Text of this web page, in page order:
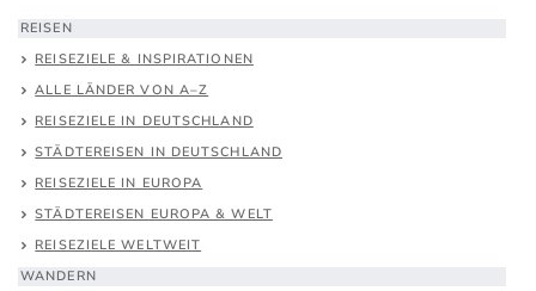
REISEN
REISEZIELE & INSPIRATIONEN
ALLE LÄNDER VON A–Z
REISEZIELE IN DEUTSCHLAND
STÄDTEREISEN IN DEUTSCHLAND
REISEZIELE IN EUROPA
STÄDTEREISEN EUROPA & WELT
REISEZIELE WELTWEIT
WANDERN